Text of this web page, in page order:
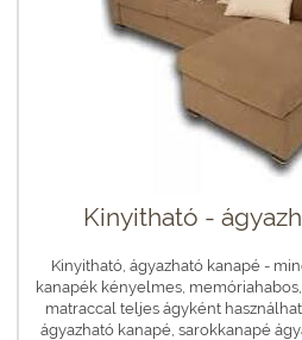
Kinyitható -
Kinyitható, ágyazható kanapé -
kanapék kényelmes,
matraccal teljes ágyként
ágyazható kanapé, sarokkanapé